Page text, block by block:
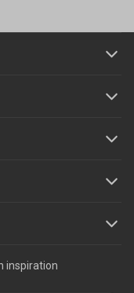
inspiration